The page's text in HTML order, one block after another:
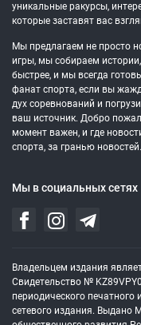
уникальные ракурсы,
которые заставят вас
Мы предлагаем не просто
игры, мы собираем
быстрее, и мы всегда
фанат спорта, если вы
дух соревнований и
ваш источник. Добро
момент важен, и где
спорта, за гранью новостей.
Мы в социальных сетях
Владельцем издания
Свидетельство №
периодического
сетевого издания. Выдано